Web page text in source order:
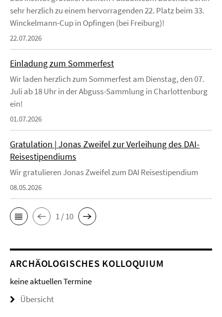
sehr herzlich zu einem hervorragenden 22. Platz beim 33.
Winckelmann-Cup in Opfingen (bei Freiburg)!
22.07.2026
Einladung zum Sommerfest
Wir laden herzlich zum Sommerfest am Dienstag, den 07.
Juli ab 18 Uhr in der Abguss-Sammlung in Charlottenburg
ein!
01.07.2026
Gratulation | Jonas Zweifel zur Verleihung des DAI-
Reisestipendiums
Wir gratulieren Jonas Zweifel zum DAI Reisestipendium
08.05.2026
1 / 10
ARCHÄOLOGISCHES KOLLOQUIUM
keine aktuellen Termine
Übersicht